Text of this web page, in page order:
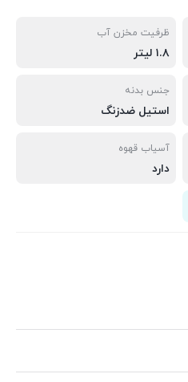
ظرفیت مخزن آب
۱.۸ لیتر
جنس بدنه
استیل ضدزنگ
آسیاب قهوه
دارد